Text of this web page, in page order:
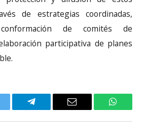
de estrategias coordinadas,
de comités de
participativa de planes
Telegram Email